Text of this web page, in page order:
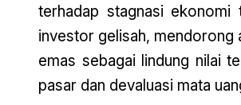
terhadap stagnasi ekonomi
investor gelisah, mendorong
emas sebagai lindung nilai
pasar dan devaluasi mata